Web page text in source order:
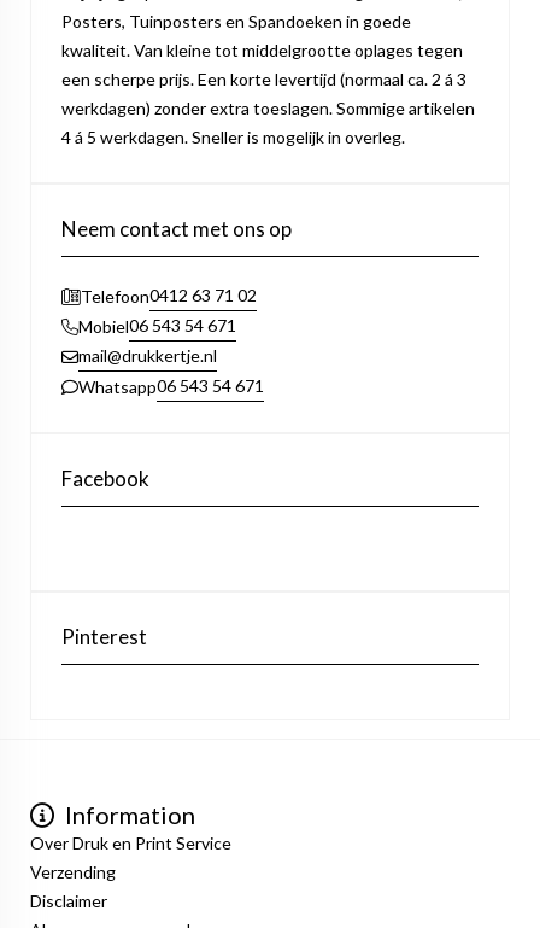
Posters, Tuinposters en Spandoeken in goede
kwaliteit. Van kleine tot middelgrootte oplages tegen
een scherpe prijs. Een korte levertijd (normaal ca. 2 á 3
werkdagen) zonder extra toeslagen. Sommige artikelen
4 á 5 werkdagen. Sneller is mogelijk in overleg.
Neem contact met ons op
Telefoon0412 63 71 02
Mobiel06 543 54 671
mail@drukkertje.nl
Whatsapp06 543 54 671
Facebook
Pinterest
Information
Over Druk en Print Service
Verzending
Disclaimer